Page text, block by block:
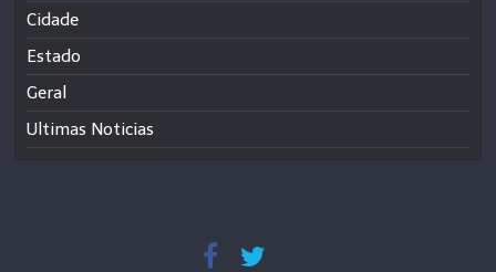
Cidade
Estado
Geral
Ultimas Noticias